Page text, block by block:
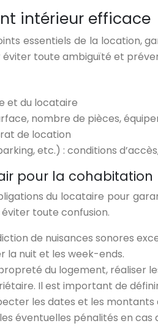
intérieur efficace
essentiels de la location,
toute ambiguïté et
et du locataire
nombre de pièces,
de location
etc.) : conditions
pour la cohabitation
du locataire pour
toute confusion.
de nuisances sonores
la nuit et les week-ends.
du logement, réaliser
Il est important de
les dates et les montants
éventuelles pénalités en cas